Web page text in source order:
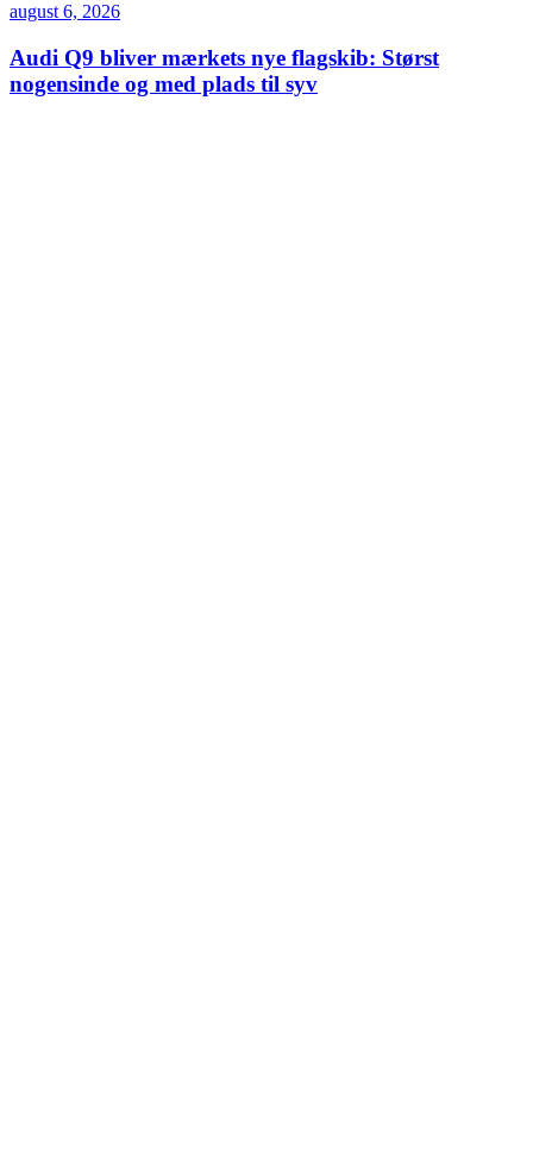
august 6, 2026
Audi Q9 bliver mærkets nye flagskib: Størst
nogensinde og med plads til syv